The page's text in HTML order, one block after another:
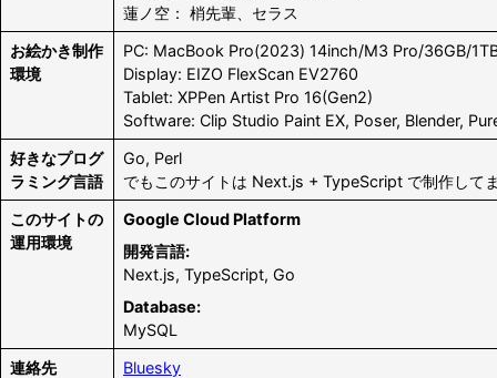
蓮ノ空： 梢先輩、セラス
お絵かき制作
環境
PC: MacBook Pro(2023) 14inch/M3 Pro/36GB/
Display: EIZO FlexScan EV2760
Tablet: XPPen Artist Pro 16(Gen2)
Software: Clip Studio Paint EX, Poser, Blender,
好きなプログ
ラミング言語
Go, Perl
でもこのサイトは Next.js + TypeScript で制作して
このサイトの
運用環境
Google Cloud Platform
開発言語:
Next.js, TypeScript, Go
Database:
MySQL
連絡先
Bluesky